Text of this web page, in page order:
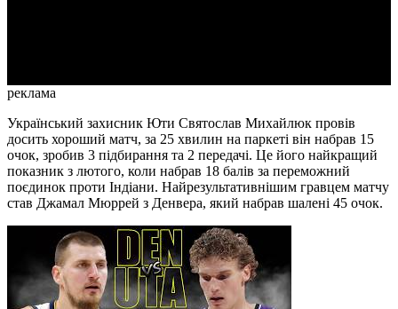
реклама
Український захисник Юти Святослав Михайлюк провів
досить хороший матч, за 25 хвилин на паркеті він набрав 15
очок, зробив 3 підбирання та 2 передачі. Це його найкращий
показник з лютого, коли набрав 18 балів за переможний
поєдинок проти Індіани. Найрезультативнішим гравцем матчу
став Джамал Мюррей з Денвера, який набрав шалені 45 очок.